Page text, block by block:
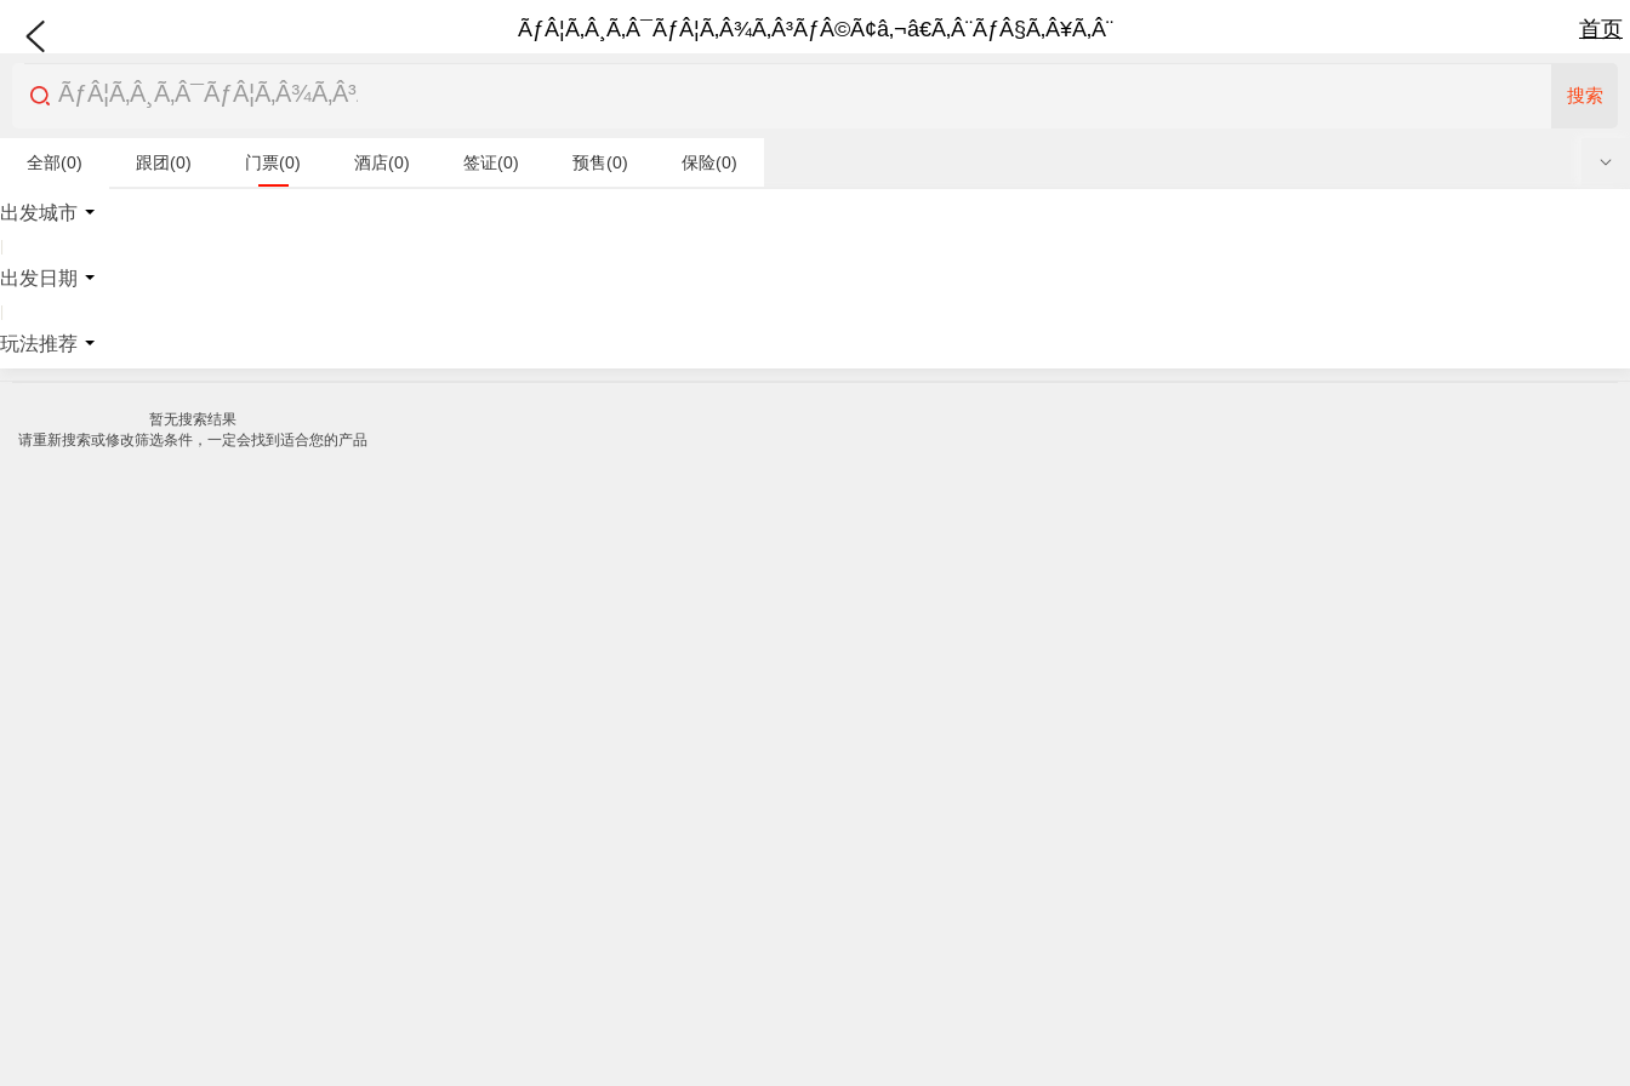
ÃƒÂ¦Ã‚Â¸Ã‚Â¯ÃƒÂ¦Ã‚Â¾Ã‚Â³ÃƒÂ©Ã¢â‚¬â€Ã‚Â¨ÃƒÂ§Ã‚Â¥Ã‚Â¨ 首页
搜索
全部(0) 跟团(0) 门票(0) 酒店(0) 签证(0) 预售(0) 保险(0)
特产商品(0)
出发城市
|
出发日期
|
玩法推荐
暂无搜索结果
请重新搜索或修改筛选条件，一定会找到适合您的产品